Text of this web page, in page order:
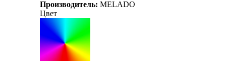
Производитель: MELADO
Цвет